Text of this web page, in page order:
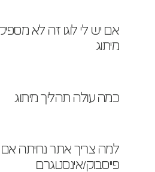
מיתוג
כמה עולה תהליך מיתוג
פייסבוק/אינסטגרם